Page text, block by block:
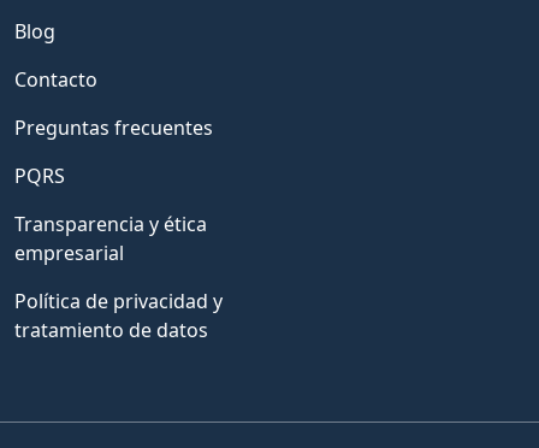
Blog
Contacto
Preguntas frecuentes
PQRS
Transparencia y ética
empresarial
Política de privacidad y
tratamiento de datos